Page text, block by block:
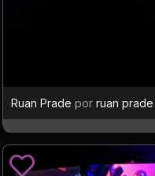
Ruan Prade por ruan prade